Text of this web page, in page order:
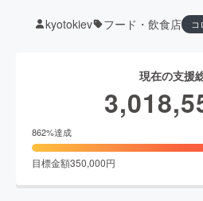
kyotokiev フード・飲食店
現在の支援
862%達成
目標金額350,000円